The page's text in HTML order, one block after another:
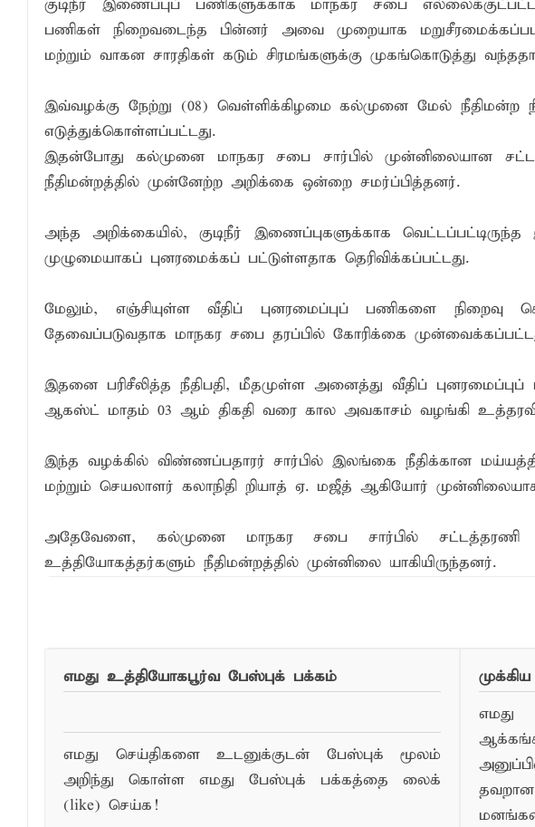
சாய்ந்தமருது ரியல் பிளாஸ்டர் விளையாட்டுக் கழகத்தின்
நிதி மோசடிகளைத் தடுப்பதற்காக மத்திய வங்கி – பொலிஸார்
குடிநீர் இணைப்புப் பணிகளுக்காக மாநகர சபை
பணிகள் நிறைவடைந்த பின்னர் அவை முறையாக
மற்றும் வாகன சாரதிகள் கடும் சிரமங்களுக்கு முகங்கொடுத்து வந்ததாக
இவ்வழக்கு நேற்று (08) வெள்ளிக்கிழமை கல்முனை மேல் நீதிமன்ற
எடுத்துக்கொள்ளப்பட்டது.
இதன்போது கல்முனை மாநகர சபை சார்பில் முன்னிலையான
நீதிமன்றத்தில் முன்னேற்ற அறிக்கை ஒன்றை சமர்ப்பித்தனர்.
அந்த அறிக்கையில், குடிநீர் இணைப்புகளுக்காக
முழுமையாகப் புனரமைக்கப் பட்டுள்ளதாக தெரிவிக்கப்பட்டது.
மேலும், எஞ்சியுள்ள வீதிப் புனரமைப்புப் பணிகளை
தேவைப்படுவதாக மாநகர சபை தரப்பில் கோரிக்கை
இதனை பரிசீலித்த நீதிபதி, மீதமுள்ள அனைத்து வீதிப்
ஆகஸ்ட் மாதம் 03 ஆம் திகதி வரை கால அவகாசம் வழங்கி
இந்த வழக்கில் விண்ணப்பதாரர் சார்பில் இலங்கை நீதிக்கான
மற்றும் செயலாளர் கலாநிதி றியாத் ஏ. மஜீத் ஆகியோர்
அதேவேளை, கல்முனை மாநகர சபை சார்பில்
உத்தியோகத்தர்களும் நீதிமன்றத்தில் முன்னிலை யாகியிருந்தனர்.
எமது உத்தியோகபூர்வ பேஸ்புக் பக்கம்
எமது செய்திகளை உடனுக்குடன் பேஸ்புக் மூலம்
அறிந்து கொள்ள எமது பேஸ்புக் பக்கத்தை லைக்
(like) செய்க!
முக்கிய
எமது